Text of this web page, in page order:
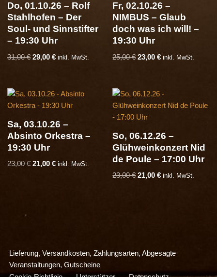
Do, 01.10.26 – Rolf
Stahlhofen – Der
Soul- und Sinnstifter
– 19:30 Uhr
31,00€ 29,00 € inkl. MwSt.
Fr, 02.10.26 –
NIMBUS – Glaub
doch was ich will! –
19:30 Uhr
25,00€ 23,00€ inkl. MwSt.
Sa, 03.10.26 –
Absinto Orkestra –
19:30 Uhr
23,00€ 21,00 € inkl. MwSt.
So, 06.12.26 –
Glühweinkonzert Nid
de Poule – 17:00 Uhr
23,00€ 21,00€ inkl. MwSt.
Lieferung, Versandkosten, Zahlungsarten, Abgesagte
Veranstaltungen, Gutscheine